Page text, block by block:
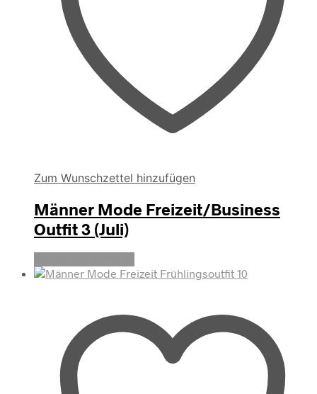
Zum Wunschzettel hinzufügen
Männer Mode Freizeit/Business
Outfit 3 (Juli)